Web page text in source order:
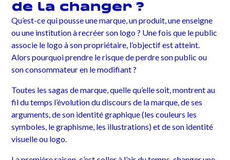
de la changer ?
Qu’est-ce qui pousse une marque, un produit, une enseigne
ou une institution à recréer son logo ? Une fois que le public
associe le logo à son propriétaire, l’objectif est atteint.
Alors pourquoi prendre le risque de perdre son public ou
son consommateur en le modifiant ?
Toutes les sagas de marque, quelle qu’elle soit, montrent au
fil du temps l’évolution du discours de la marque, de ses
arguments, de son identité graphique (les couleurs les
symboles, le graphisme, les illustrations) et de son identité
visuelle ou logo.